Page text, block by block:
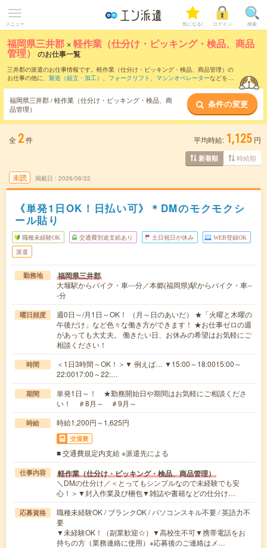
メニュー 気になる! ログイン 検索
福岡県三井郡 ×軽作業（仕分け・ピッキング・検品、商品
管理） のお仕事一覧
三井郡の派遣のお仕事情報です。軽作業（仕分け・ピッキング・検品、商品管理）の
お仕事の他に、 製造（組立・加工） 、 フォークリフト 、 マシンオペレーターなどを取
軽作業（仕分け・ピッキング・検品、商品
管理）のお仕事とは？とは？
福岡県三井郡 / 軽作業（仕分け・ピッキング・検品、商
品管理）
条件の変更
全 2件 平均時給: 1,125 円
新着順 時給順
未読 掲載日 2026/06/22
《単発1日OK！日払い可》＊DMのモクモクシ
ール貼り
職種未経験OK 交通費別途支給あり 土日祝日が休み WEB登録OK
派遣
勤務地 福岡県三井郡
大堰駅からバイク・車---分／本郷(福岡県)駅からバイク・車--
-分
曜日頻度
週0日～/月1日～OK！ （月～日のあいだ） ★「火曜と木曜の
午後だけ」など色々な働き方ができます！ ★お仕事ゼロの週
があっても大丈夫。 働きたい日、お休みの希望はお気軽にご
相談ください！
時間
＜1日3時間～OK！＞▼ 例えば… ▼15:00～18:0015:00～
22:0017:00～22:…
期間
単発1日～！ ★勤務開始日や期間はお気軽にご相談くださ
い！ ＃8月～ ＃9月～
時給 時給1,200円～1,625円
交通費
■ 交通費規定内支給 ※派遣先による
仕事内容 軽作業（仕分け・ピッキング・検品、商品管理）
＼DMの仕分け／＜とってもシンプルなので未経験でも安
心！＞▼封入作業及び梱包▼雑誌や書籍などの仕分け…
応募資格
職種未経験OK / ブランクOK / パソコンスキル不要 / 英語力不
要
▼未経験OK！（副業歓迎☆）▼高校生不可▼携帯電話をお
持ちの方（業務連絡に使用）※応募後のご連絡はメ…